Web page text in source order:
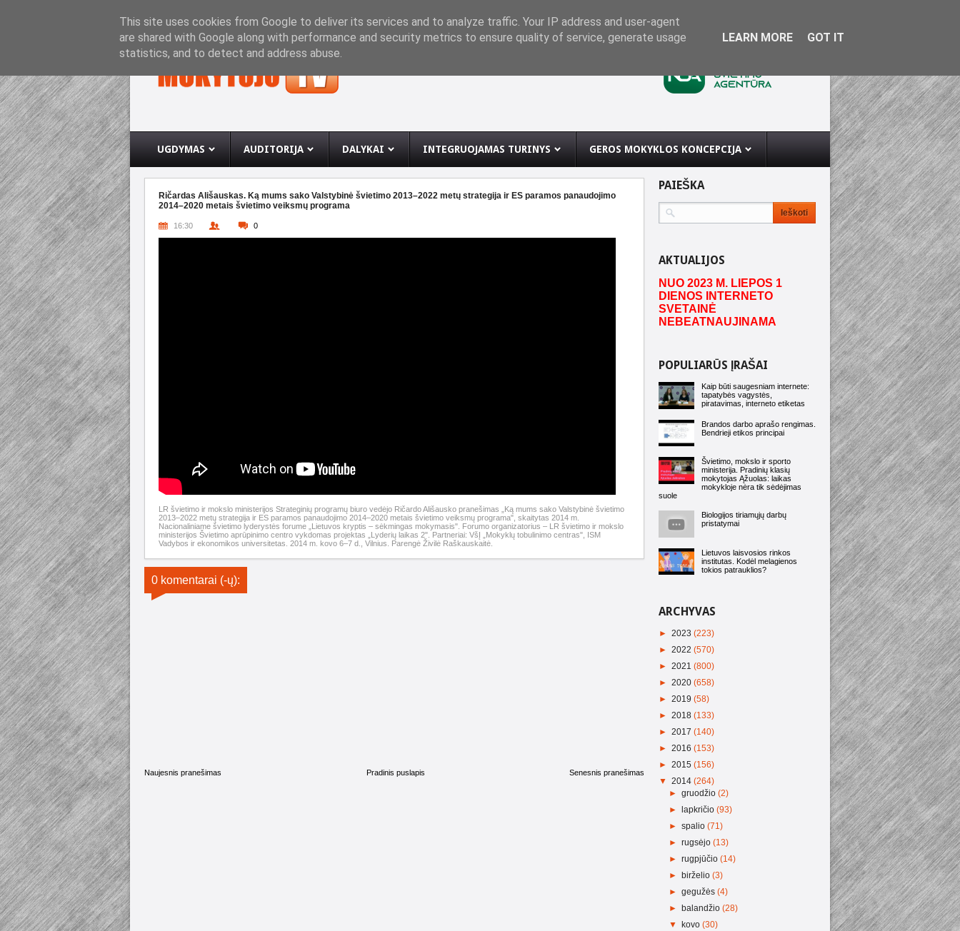
UGDYMAS AUDITORIJA DALYKAI INTEGRUOJAMAS TURINYS GEROS MOKYKLOS KONCEPCIJA
Ričardas Ališauskas. Ką mums sako Valstybinė švietimo 2013–2022 metų strategija ir ES paramos panaudojimo
2014–2020 metais švietimo veiksmų programa
16:30 0
LR švietimo ir mokslo ministerijos Strateginių programų biuro vedėjo Ričardo Ališausko pranešimas „Ką mums sako Valstybinė švietimo
2013–2022 metų strategija ir ES paramos panaudojimo 2014–2020 metais švietimo veiksmų programa", skaitytas 2014 m.
Nacionaliniame švietimo lyderystės forume „Lietuvos kryptis – sėkmingas mokymasis". Forumo organizatorius – LR švietimo ir mokslo
ministerijos Švietimo aprūpinimo centro vykdomas projektas „Lyderių laikas 2". Partneriai: VšĮ „Mokyklų tobulinimo centras", ISM
Vadybos ir ekonomikos universitetas. 2014 m. kovo 6–7 d., Vilnius. Parengė Živilė Raškauskaitė.
0 komentarai (-ų):
Naujesnis pranešimas Pradinis puslapis Senesnis pranešimas
PAIEŠKA
AKTUALIJOS
NUO 2023 M. LIEPOS 1
DIENOS INTERNETO
SVETAINĖ
NEBEATNAUJINAMA
POPULIARŪS ĮRAŠAI
Kaip būti saugesniam internete:
tapatybės vagystės,
piratavimas, interneto etiketas
Brandos darbo aprašo rengimas.
Bendrieji etikos principai
Švietimo, mokslo ir sporto
ministerija. Pradinių klasių
mokytojas Ąžuolas: laikas
mokykloje nėra tik sėdėjimas
suole
Biologijos tiriamųjų darbų
pristatymai
Lietuvos laisvosios rinkos
institutas. Kodėl melagienos
tokios patrauklios?
ARCHYVAS
► 2023 (223)
► 2022 (570)
► 2021 (800)
► 2020 (658)
► 2019 (58)
► 2018 (133)
► 2017 (140)
► 2016 (153)
► 2015 (156)
▼ 2014 (264)
►gruodžio(2)
►
lapkričio(93)
►spalio(71)
►rugsėjo(13)
►rugpjūčio(14)
► birželio(3)
►gegužės(4)
► balandžio(28)
▼
kovo(30)
This site uses cookies from Google to deliver its services and to analyze traffic. Your IP address and user-agent
are shared with Google along with performance and security metrics to ensure quality of service, generate usage
statistics, and to detect and address abuse.
LEARN MORE GOT IT